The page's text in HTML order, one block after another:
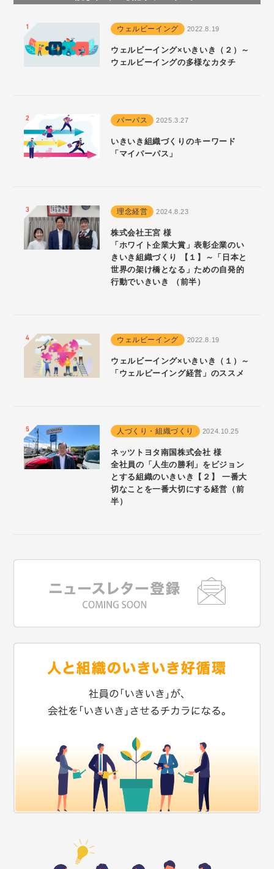
ウェルビーイング 2022.8.19
ウェルビーイング×いきいき（２）～
ウェルビーイングの多様なカタチ
パーパス 2025.3.27
いきいき組織づくりのキーワード
「マイパーパス」
理念経営 2024.8.23
株式会社王宮 様
「ホワイト企業大賞」表彰企業のい
きいき組織づくり 【１】～「日本と
世界の架け橋となる」ための自発的
行動でいきいき （前半）
ウェルビーイング 2022.8.19
ウェルビーイング×いきいき（１）～
「ウェルビーイング経営」のススメ
人づくり・組織づくり 2024.10.25
ネッツトヨタ南国株式会社 様
全社員の「人生の勝利」をビジョン
とする組織のいきいき【２】 一番大
切なことを一番大切にする経営（前
半）